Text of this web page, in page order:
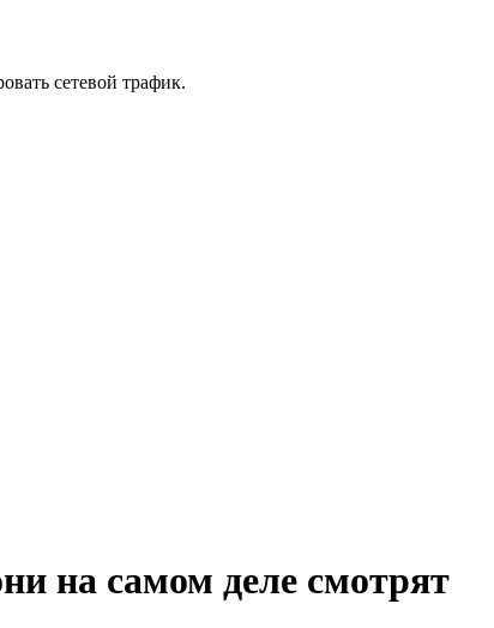
сетевой трафик.
на самом деле смотрят